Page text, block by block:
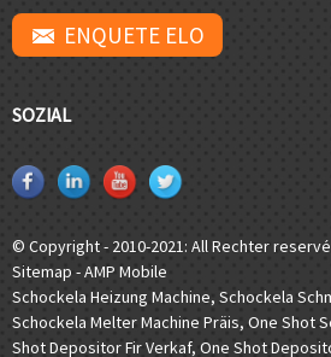
ENQUETE ELO
SOZIAL
© Copyright - 2010-2021: All Rechter
Sitemap -AMP Mobile
Schockela Heizung Machine, Schockela
Schockela Melter Machine Präis, One Shot
Shot Depositor Fir Verkaf, One Shot